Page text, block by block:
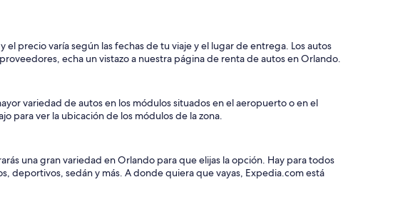
precio varía según las fechas de tu viaje y el lugar de entrega. Los autos
echa un vistazo a nuestra página de renta de autos en Orlando.
variedad de autos en los módulos situados en el aeropuerto o en el
para ver la ubicación de los módulos de la zona.
una gran variedad en Orlando para que elijas la opción. Hay para todos
deportivos, sedán y más. A donde quiera que vayas, Expedia.com está